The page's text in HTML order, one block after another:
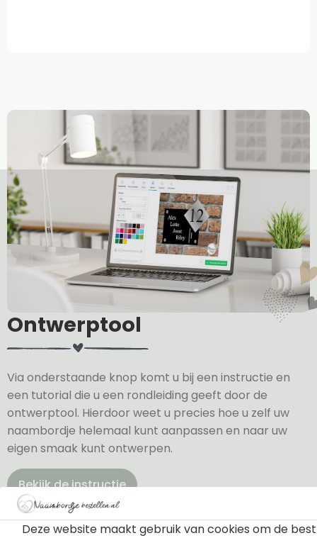
Ontwerptool
Via onderstaande knop komt u bij een instructie en
een tutorial die u een rondleiding geeft door de
ontwerptool. Hierdoor weet u precies hoe u zelf uw
naambordje helemaal kunt aanpassen en naar uw
eigen smaak kunt ontwerpen.
Bekijk de instructie
Deze website maakt gebruik van cookies om de best